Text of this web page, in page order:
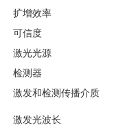
扩增效率
可信度
激光光源
检测器
激发和检测传播介质
激发光波长